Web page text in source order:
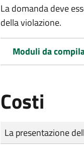
La domanda deve
della violazione.
Moduli da
Costi
Tipo di pagamento
Importo
La presentazione